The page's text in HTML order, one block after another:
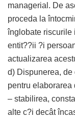
managerial. De
proceda la
înglobate riscurile
entit??ii ?i
actualizarea
d) Dispunerea, de
pentru elaborarea
– stabilirea,
alte c?i decât